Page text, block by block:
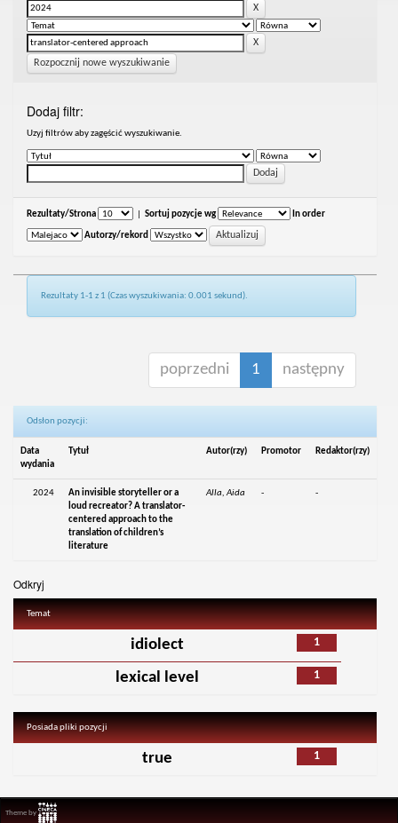
Rozpocznij nowe wyszukiwanie
Dodaj filtr:
Uzyj filtrów aby zagęścić wyszukiwanie.
Rezultaty/Strona Sortuj pozycje wg In order
Autorzy/rekord
Rezultaty 1-1 z 1 (Czas wyszukiwania: 0.001 sekund).
poprzedni 1 następny
Odsłon pozycji:
Data
wydania
Tytuł Autor(rzy) Promotor Redaktor(rzy)
2024
An invisible storyteller or a
loud recreator? A translator-
centered approach to the
translation of children’s
literature
Alla, Aida - -
Odkryj
Temat
1
idiolect
1
lexical level
Posiada pliki pozycji
1
true
Theme by